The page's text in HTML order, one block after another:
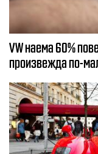
VW наема 60%
произвежда по-